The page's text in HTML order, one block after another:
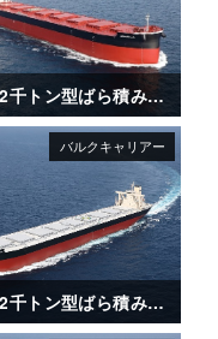
18万2千トン型ばら積み運搬船「AQUABELLA」
18万2千トン型ばら積み運搬船「GLOBAL FUTURE」